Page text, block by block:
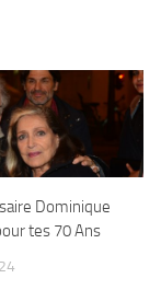
Dominique
tes 70 Ans